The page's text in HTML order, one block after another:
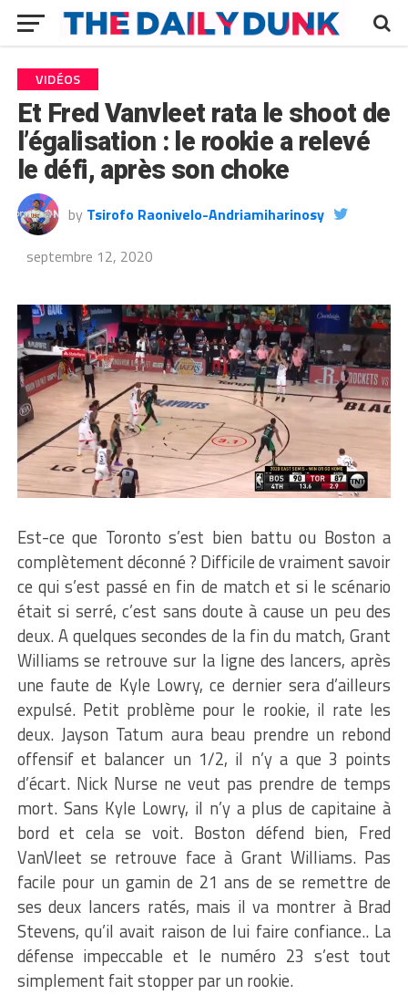
VIDÉOS
Et Fred Vanvleet rata le shoot de
l’égalisation : le rookie a relevé
le défi, après son choke
by Tsirofo Raonivelo-Andriamiharinosy
septembre 12, 2020
Est-ce que Toronto s’est bien battu ou Boston a
complètement déconné ? Difficile de vraiment savoir
ce qui s’est passé en fin de match et si le scénario
était si serré, c’est sans doute à cause un peu des
deux. A quelques secondes de la fin du match, Grant
Williams se retrouve sur la ligne des lancers, après
une faute de Kyle Lowry, ce dernier sera d’ailleurs
expulsé. Petit problème pour le rookie, il rate les
deux. Jayson Tatum aura beau prendre un rebond
offensif et balancer un 1/2, il n’y a que 3 points
d’écart. Nick Nurse ne veut pas prendre de temps
mort. Sans Kyle Lowry, il n’y a plus de capitaine à
bord et cela se voit. Boston défend bien, Fred
VanVleet se retrouve face à Grant Williams. Pas
facile pour un gamin de 21 ans de se remettre de
ses deux lancers ratés, mais il va montrer à Brad
Stevens, qu’il avait raison de lui faire confiance.. La
défense impeccable et le numéro 23 s’est tout
simplement fait stopper par un rookie.